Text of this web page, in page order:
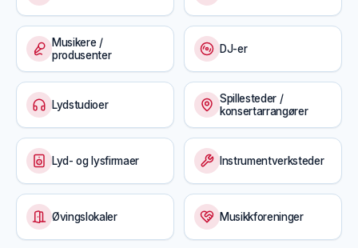
Musikere /
produsenter
DJ-er
Lydstudioer
Spillesteder /
konsertarrangører
Lyd- og lysfirmaer Instrumentverksteder
Øvingslokaler Musikkforeninger